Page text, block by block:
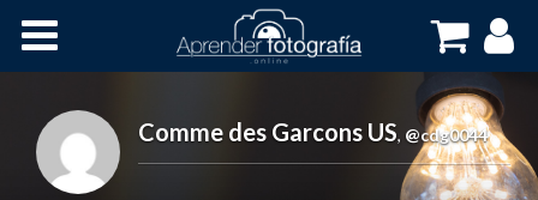
Cursos OnLine
Comme des Garcons US, @cdg0044